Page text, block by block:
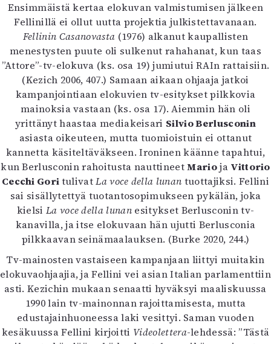
Lehtiarkisto
Info
Tilaus ja irtonumerot
Yhteistyössä
Toimitus
Mediatiedot
Kaltio ry
Ensimmäistä kertaa elokuvan valmistumisen jälkeen
Fellinillä ei ollut uutta projektia julkistettavanaan.
Fellinin Casanovasta (1976) alkanut kaupallisten
menestysten puute oli sulkenut rahahanat, kun taas
”Attore”-tv-elokuva (ks. osa 19) jumiutui RAIn rattaisiin.
(Kezich 2006, 407.) Samaan aikaan ohjaaja jatkoi
kampanjointiaan elokuvien tv-esitykset pilkkovia
mainoksia vastaan (ks. osa 17). Aiemmin hän oli
yrittänyt haastaa mediakeisari Silvio Berlusconin
asiasta oikeuteen, mutta tuomioistuin ei ottanut
kannetta käsiteltäväkseen. Ironinen käänne tapahtui,
kun Berlusconin rahoitusta nauttineetMarioja Vittorio
Cecchi GoritulivatLa voce della lunan tuottajiksi. Fellini
sai sisällytettyä tuotantosopimukseen pykälän, joka
kielsi La voce della lunan esitykset Berlusconin tv-
kanavilla, ja itse elokuvaan hän ujutti Berlusconia
pilkkaavan seinämaalauksen. (Burke 2020, 244.)
Tv-mainosten vastaiseen kampanjaan liittyi muitakin
elokuvaohjaajia, ja Fellini vei asian Italian parlamenttiin
asti. Kezichin mukaan senaatti hyväksyi maaliskuussa
1990 lain tv-mainonnan rajoittamisesta, mutta
edustajainhuoneessa laki vesittyi. Saman vuoden
kesäkuussa Fellini kirjoitti Videolettera-lehdessä: ”Tästä